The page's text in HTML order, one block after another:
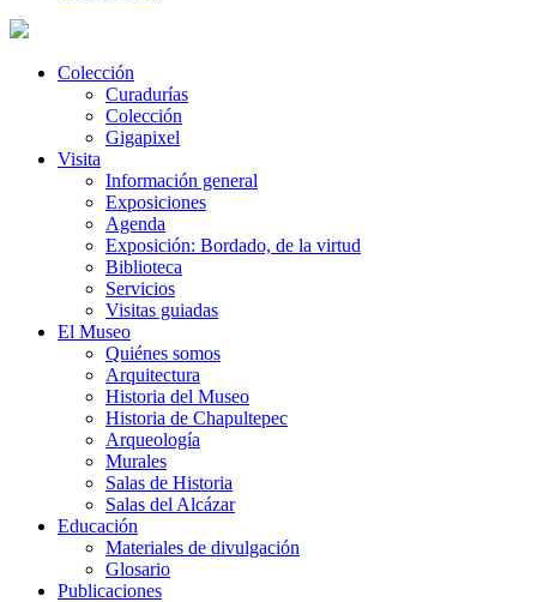
Colección
Curadurías
Colección
Gigapixel
Visita
Información general
Exposiciones
Agenda
Exposición: Bordado, de la virtud
Biblioteca
Servicios
Visitas guiadas
El Museo
Quiénes somos
Arquitectura
Historia del Museo
Historia de Chapultepec
Arqueología
Murales
Salas de Historia
Salas del Alcázar
Educación
Materiales de divulgación
Glosario
Publicaciones